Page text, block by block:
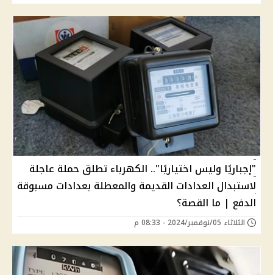
"إجباريًا وليس اختياريًا".. الكهرباء تطلق حملة عاجلة
لاستبدال العدادات القديمة والمعطلة بعدادات مسبوقة
الدفع | ما القصة؟
الثلاثاء 05/نوفمبر/2024 - 08:33 م